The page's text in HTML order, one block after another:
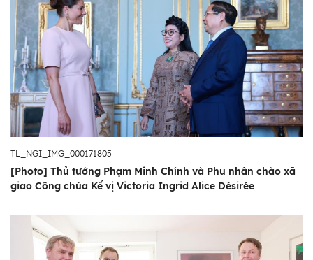
TL_NGI_IMG_000171805
[Photo] Thủ tướng Phạm Minh Chính và Phu nhân chào xã
giao Công chúa Kế vị Victoria Ingrid Alice Désirée